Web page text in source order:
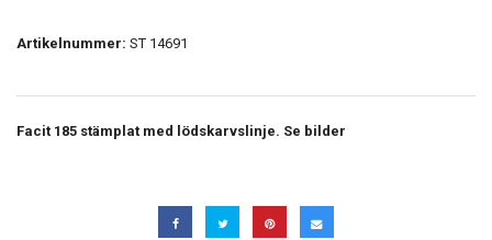
Artikelnummer: ST 14691
Facit 185 stämplat med lödskarvslinje. Se bilder